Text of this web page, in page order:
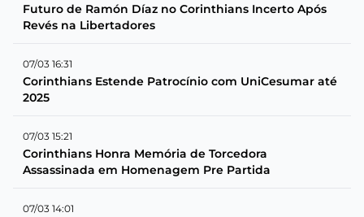
Futuro de Ramón Díaz no Corinthians Incerto Após
Revés na Libertadores
07/03 16:31
Corinthians Estende Patrocínio com UniCesumar até
2025
07/03 15:21
Corinthians Honra Memória de Torcedora
Assassinada em Homenagem Pre Partida
07/03 14:01